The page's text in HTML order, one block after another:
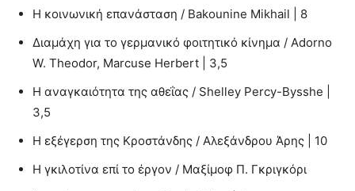
Η κοινωνική επανάσταση / Bakounine Mikhail | 8
Διαμάχη για το γερμανικό φοιτητικό κίνημα / Adorno
W. Theodor, Marcuse Herbert | 3,5
Η αναγκαιότητα της αθεΐας / Shelley Percy-Bysshe |
3,5
Η εξέγερση της Κροστάνδης / Αλεξάνδρου Άρης | 10
Η γκιλοτίνα επί το έργον / Μαξίμοφ Π. Γκριγκόρι